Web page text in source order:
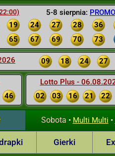
5-8 sierpnia:
19 24 27 28 36
65 67 69 70 73
09 18 24 27
46
Lotto Plus -
02
03 16 21 22
Sobota • Multi Multi •
Gierki